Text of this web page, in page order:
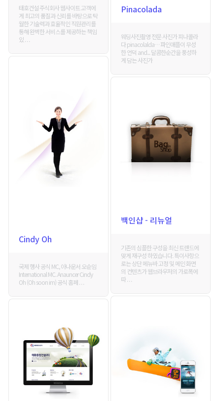
Pinacolada
웨딩사진촬영 전문 사진가 피나콜라
다 pinacolalda… 파인애플이 무성
한 언덕 and... 달콤한순간을 풍성하
게 담는 사진가
태호건설 주식회사 웹사이트 고객에
게 최고의 품질과 신뢰를 바탕으로 탁
월한 기술력과 효율적인 직원관리를
통해 완벽한 서비스를 제공하는 책임
있 . . .
Cindy Oh
국제 행사 공식 MC, 아나운서 오순임
International MC. Anauncer Cindy
Oh (Oh soon im) 공식 홈페 . . .
백인샵 - 리뉴얼
기존의 심플한 구성을 최신 트랜드에
맞게 재구성 하였습니다. 특이사항으
로는 상단 메뉴바 고정 및 메인 화면
의 컨텐츠가 웹브라우저의 가로폭에
따 . . .